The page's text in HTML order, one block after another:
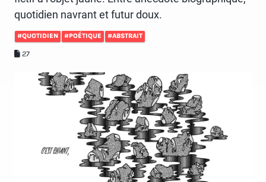
quotidien navrant et futur doux.
#QUOTIDIEN #POÉTIQUE #ABSTRAIT
27